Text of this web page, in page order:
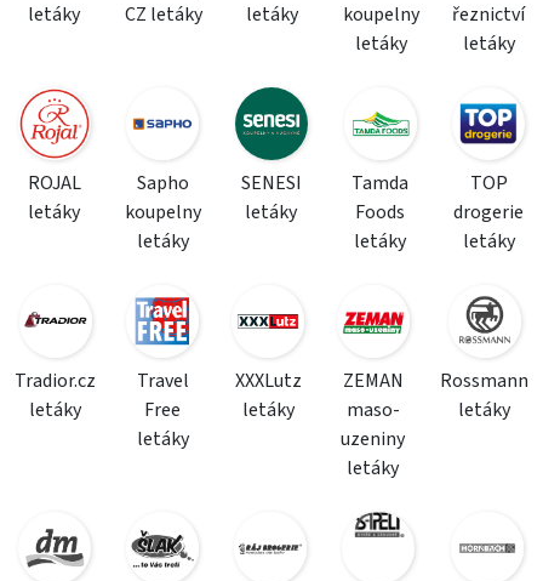
letáky
CZ letáky
letáky
koupelny
letáky
řeznictví
letáky
ROJAL
letáky
Sapho
koupelny
letáky
SENESI
letáky
Tamda
Foods
letáky
TOP
drogerie
letáky
Tradior.cz
letáky
Travel
Free
letáky
XXXLutz
letáky
ZEMAN
maso-
uzeniny
letáky
Rossmann
letáky